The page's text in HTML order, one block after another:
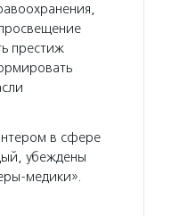
престиж
в сфере
убеждены
медики».